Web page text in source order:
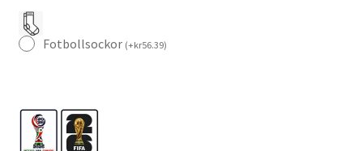
Fotbollsockor (+kr56.39)